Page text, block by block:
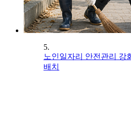
5.
노인일자리 안전관리 강
배치